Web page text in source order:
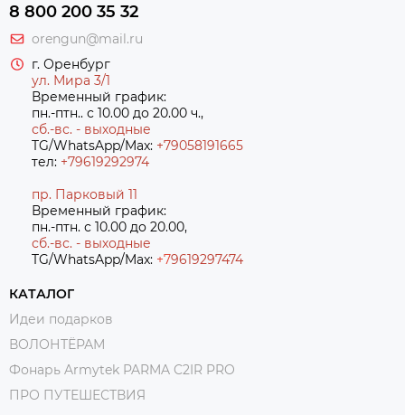
8 800 200 35 32
orengun@mail.ru
г. Оренбург
ул. Мира 3/1
Временный график:
пн.-птн.. с 10.00 до 20.00 ч.,
сб.-вс. - выходные
TG/WhatsApp/Max: +79058191665
тел: +79619292974
пр. Парковый 11
Временный график:
пн.-птн. с 10.00 до 20.00,
сб.-вс. - выходные
TG/WhatsApp/Max: +79619297474
КАТАЛОГ
Идеи подарков
ВОЛОНТЁРАМ
Фонарь Armytek PARMA C2IR PRO
ПРО ПУТЕШЕСТВИЯ